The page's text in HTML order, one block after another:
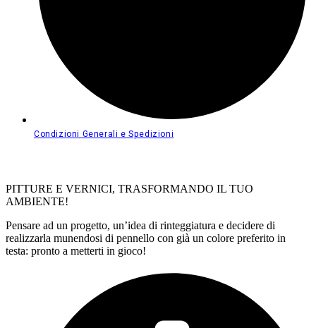
Condizioni Generali e Spedizioni
PITTURE E VERNICI, TRASFORMANDO IL TUO
AMBIENTE!
Pensare ad un progetto, un’idea di rinteggiatura e decidere di
realizzarla munendosi di pennello con già un colore preferito in
testa: pronto a metterti in gioco!